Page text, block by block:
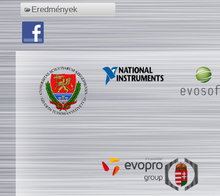
Eredmények